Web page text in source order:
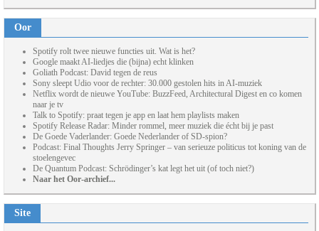
Oor
Spotify rolt twee nieuwe functies uit. Wat is het?
Google maakt AI-liedjes die (bijna) echt klinken
Goliath Podcast: David tegen de reus
Sony sleept Udio voor de rechter: 30.000 gestolen hits in AI-muziek
Netflix wordt de nieuwe YouTube: BuzzFeed, Architectural Digest en co komen
naar je tv
Talk to Spotify: praat tegen je app en laat hem playlists maken
Spotify Release Radar: Minder rommel, meer muziek die écht bij je past
De Goede Vaderlander: Goede Nederlander of SD-spion?
Podcast: Final Thoughts Jerry Springer – van serieuze politicus tot koning van de
stoelengevec
De Quantum Podcast: Schrödinger’s kat legt het uit (of toch niet?)
Naar het Oor-archief...
Site